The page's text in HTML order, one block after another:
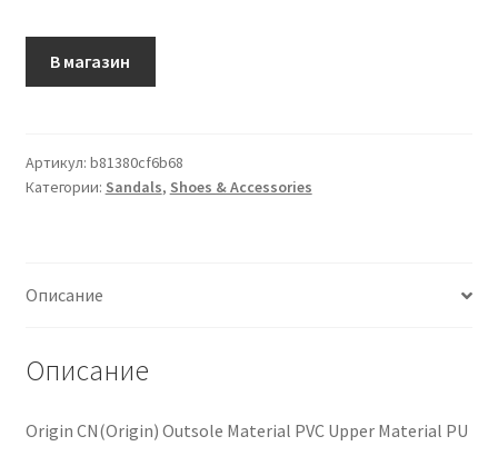
В магазин
Артикул: b81380cf6b68
Категории: Sandals, Shoes & Accessories
Описание
Описание
Origin CN(Origin) Outsole Material PVC Upper Material PU